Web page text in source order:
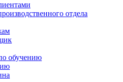
отдела
обучению